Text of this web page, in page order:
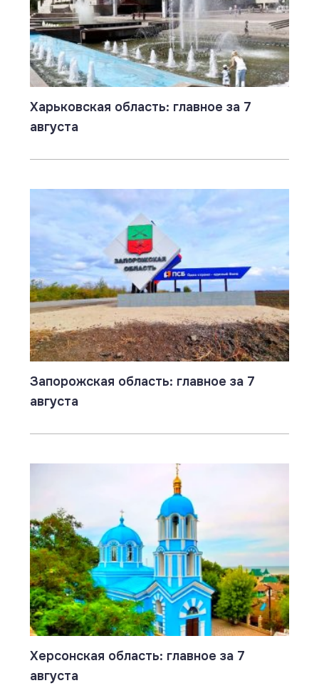
Харьковская область: главное за 7
августа
Запорожская область: главное за 7
августа
Херсонская область: главное за 7
августа